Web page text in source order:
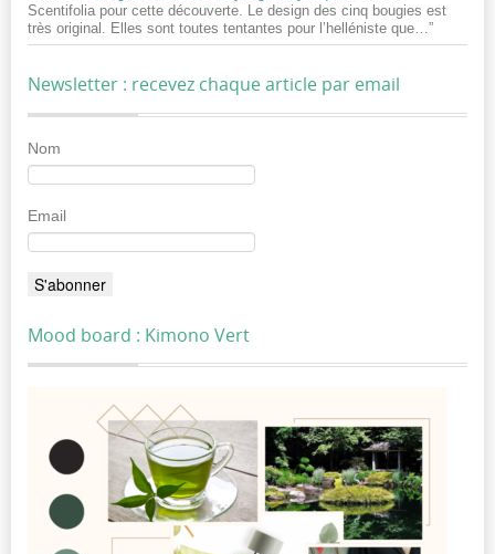
Scentifolia pour cette découverte. Le design des cinq bougies est
très original. Elles sont toutes tentantes pour l’helléniste que…”
Newsletter : recevez chaque article par email
Nom
Email
Mood board : Kimono Vert